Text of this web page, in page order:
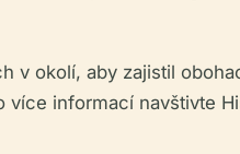
v okolí, aby zajistil
více informací navštivte